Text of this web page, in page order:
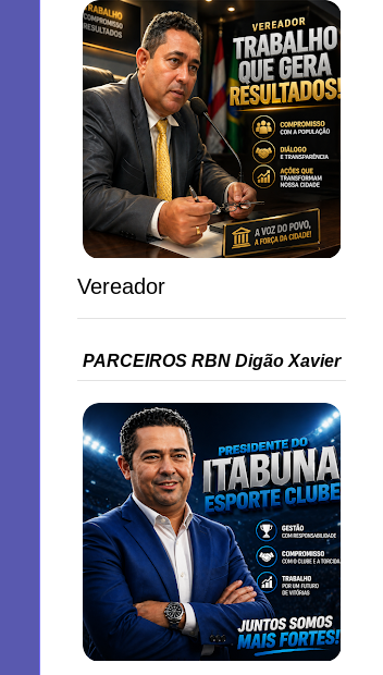
Vereador
PARCEIROS RBN Digão Xavier